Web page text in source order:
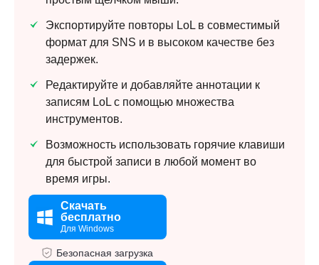
Экспортируйте повторы LoL в совместимый
формат для SNS и в высоком качестве без
задержек.
Редактируйте и добавляйте аннотации к
записям LoL с помощью множества
инструментов.
Возможность использовать горячие клавиши
для быстрой записи в любой момент во
время игры.
Скачать
бесплатно
Для Windows
Безопасная загрузка